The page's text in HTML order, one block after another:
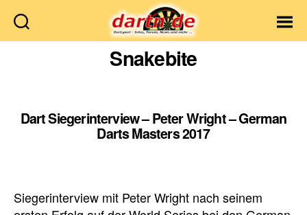
Dartn.de
Snakebite
Dart Siegerinterview – Peter Wright – German
Darts Masters 2017
Siegerinterview mit Peter Wright nach seinem